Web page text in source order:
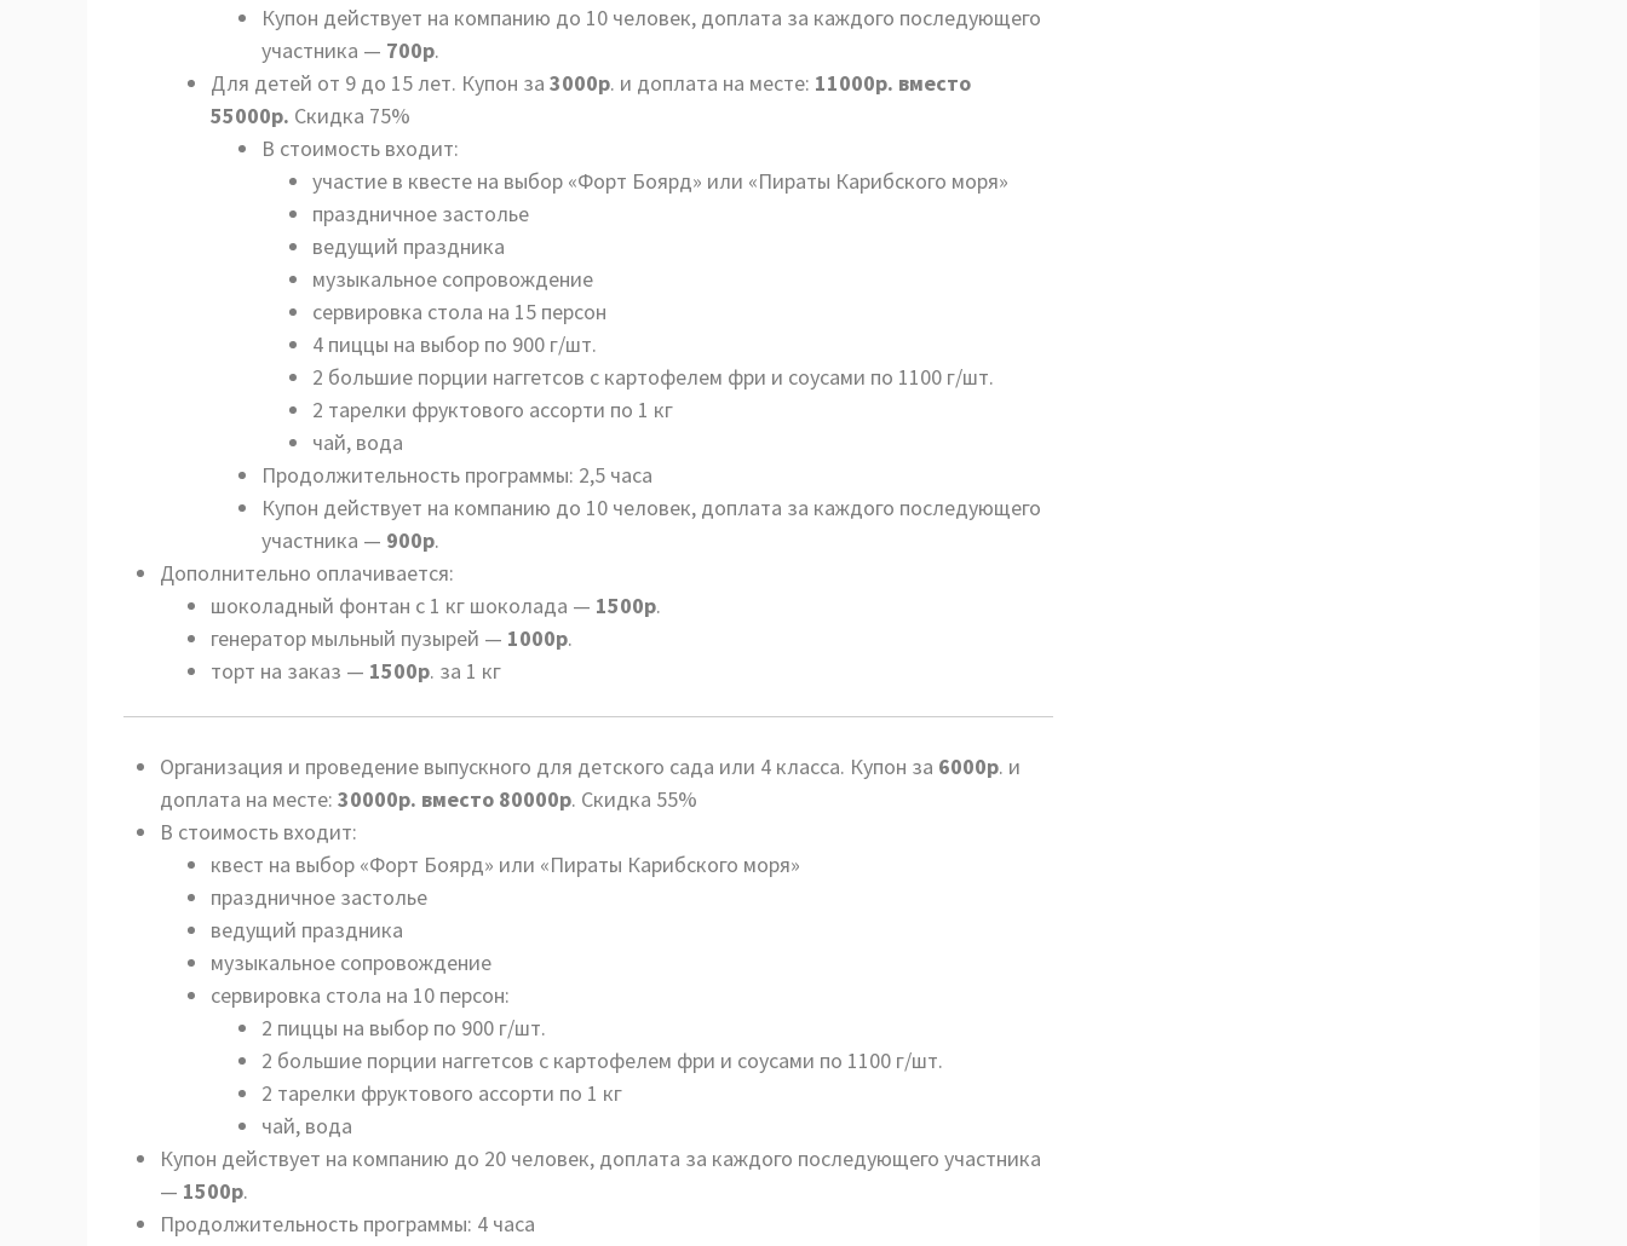
Купон действует на компанию до 10 человек, доплата за каждого последующего
участника — 700р.
Для детей от 9 до 15 лет. Купон за 3000р. и доплата на месте: 11000р. вместо
55000р. Скидка 75%
В стоимость входит:
участие в квесте на выбор «Форт Боярд» или «Пираты Карибского моря»
праздничное застолье
ведущий праздника
музыкальное сопровождение
сервировка стола на 15 персон
4 пиццы на выбор по 900 г/шт.
2 большие порции наггетсов с картофелем фри и соусами по 1100 г/шт.
2 тарелки фруктового ассорти по 1 кг
чай, вода
Продолжительность программы: 2,5 часа
Купон действует на компанию до 10 человек, доплата за каждого последующего
участника — 900р.
Дополнительно оплачивается:
шоколадный фонтан с 1 кг шоколада — 1500р.
генератор мыльный пузырей — 1000р.
торт на заказ — 1500р. за 1 кг
Организация и проведение выпускного для детского сада или 4 класса. Купон за 6000р. и
доплата на месте: 30000р. вместо 80000р. Скидка 55%
В стоимость входит:
квест на выбор «Форт Боярд» или «Пираты Карибского моря»
праздничное застолье
ведущий праздника
музыкальное сопровождение
сервировка стола на 10 персон:
2 пиццы на выбор по 900 г/шт.
2 большие порции наггетсов с картофелем фри и соусами по 1100 г/шт.
2 тарелки фруктового ассорти по 1 кг
чай, вода
Купон действует на компанию до 20 человек, доплата за каждого последующего участника
— 1500р.
Продолжительность программы: 4 часа